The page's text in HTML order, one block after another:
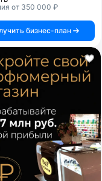
от 350 000 ₽
бизнес-план